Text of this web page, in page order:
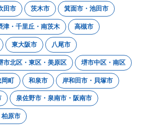
田市 茨木市 箕面市・池田市
津・千里丘・南茨木 高槻市
東大阪市 八尾市
市北区・東区・美原区 堺市中区・南区
岡町 和泉市 岸和田市・貝塚市
泉佐野市・泉南市・阪南市
原市